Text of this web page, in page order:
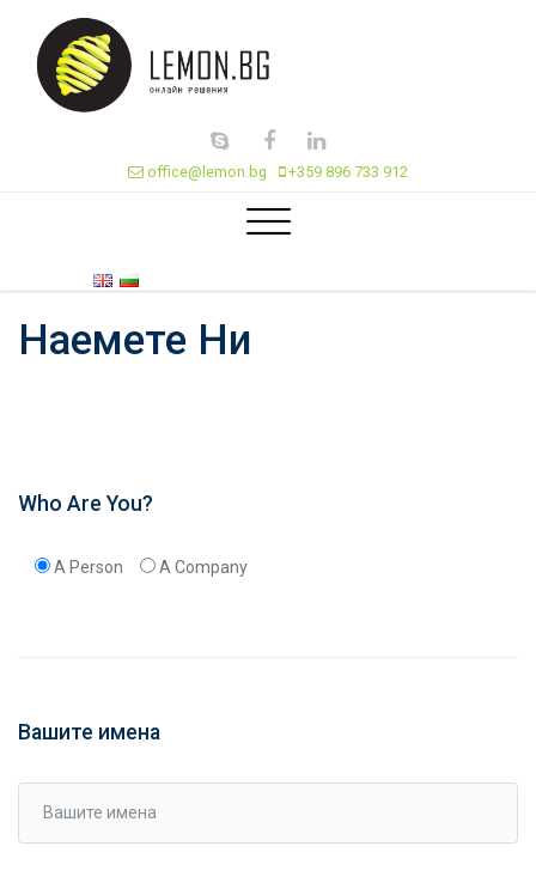
office@lemon.bg +359 896 733 912
Наемете Ни
Who Are You?
A Person A Company
Вашите имена